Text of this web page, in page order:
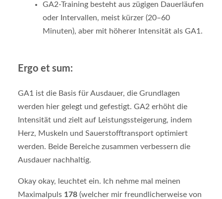
GA2-Training besteht aus zügigen Dauerläufen
oder Intervallen, meist kürzer (20–60
Minuten), aber mit höherer Intensität als GA1.
Ergo et sum:
GA1 ist die Basis für Ausdauer, die Grundlagen
werden hier gelegt und gefestigt. GA2 erhöht die
Intensität und zielt auf Leistungssteigerung, indem
Herz, Muskeln und Sauerstofftransport optimiert
werden. Beide Bereiche zusammen verbessern die
Ausdauer nachhaltig.
Okay okay, leuchtet ein. Ich nehme mal meinen
Maximalpuls 178(welcher mir freundlicherweise von